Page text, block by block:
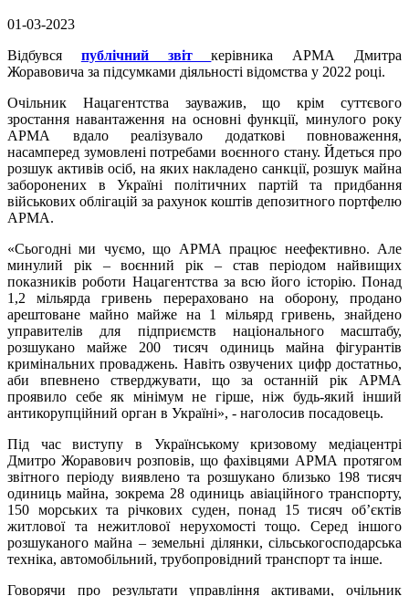
01-03-2023
Відбувся публічний звіткерівника АРМА Дмитра
Жоравовича за підсумками діяльності відомства у 2022 році.
Очільник Нацагентства зауважив, що крім суттєвого
зростання навантаження на основні функції, минулого року
АРМА вдало реалізувало додаткові повноваження,
насамперед зумовлені потребами воєнного стану. Йдеться про
розшук активів осіб, на яких накладено санкції, розшук майна
заборонених в Україні політичних партій та придбання
військових облігацій за рахунок коштів депозитного портфелю
АРМА.
«Сьогодні ми чуємо, що АРМА працює неефективно. Але
минулий рік – воєнний рік – став періодом найвищих
показників роботи Нацагентства за всю його історію. Понад
1,2 мільярда гривень перераховано на оборону, продано
арештоване майно майже на 1 мільярд гривень, знайдено
управителів для підприємств національного масштабу,
розшукано майже 200 тисяч одиниць майна фігурантів
кримінальних проваджень. Навіть озвучених цифр достатньо,
аби впевнено стверджувати, що за останній рік АРМА
проявило себе як мінімум не гірше, ніж будь-який інший
антикорупційний орган в Україні», - наголосив посадовець.
Під час виступу в Українському кризовому медіацентрі
Дмитро Жоравович розповів, що фахівцями АРМА протягом
звітного періоду виявлено та розшукано близько 198 тисяч
одиниць майна, зокрема 28 одиниць авіаційного транспорту,
150 морських та річкових суден, понад 15 тисяч об’єктів
житлової та нежитлової нерухомості тощо. Серед іншого
розшуканого майна – земельні ділянки, сільськогосподарська
техніка, автомобільний, трубопровідний транспорт та інше.
Говорячи про результати управління активами, очільник